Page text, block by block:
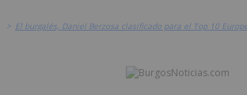
> El burgalés, Daniel Berzosa clasificado para el Top 10